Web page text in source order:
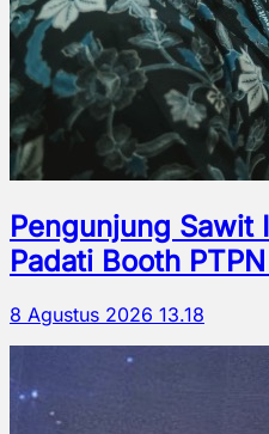
Pengunjung Sawit
Padati Booth
8 Agustus 2026 13.18